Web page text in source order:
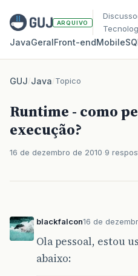
ARQUIVO
JavaGeralFront‑endMobile
GUJ/Java/Topico
Runtime - como
execução?
16 de dezembro de 2010 9
blackfalcon16 de
Ola pessoal, estou
abaixo: